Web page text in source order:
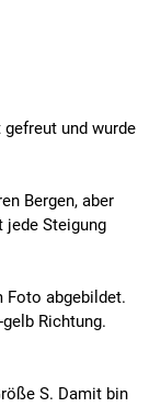
und wurde
Bergen, aber
Steigung
Foto abgebildet.
Richtung.
S. Damit bin